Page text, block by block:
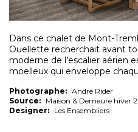
Dans ce chalet de Mont-
Ouellette recherchait avant
moderne de l’escalier aérien
moelleux qui enveloppe
Photographe: André Rider
Source: Maison & Demeure hiver
Designer: Les Ensembliers